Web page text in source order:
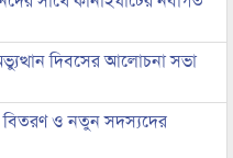
দিবসের আলোচনা সভা
বিতরণ ও নতুন সদস্যদের